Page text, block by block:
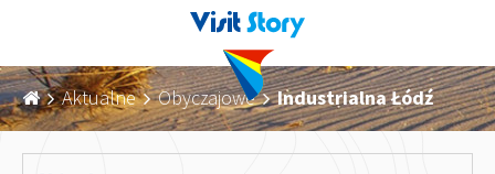
Aktualne Obyczajowe Industrialna Łódź